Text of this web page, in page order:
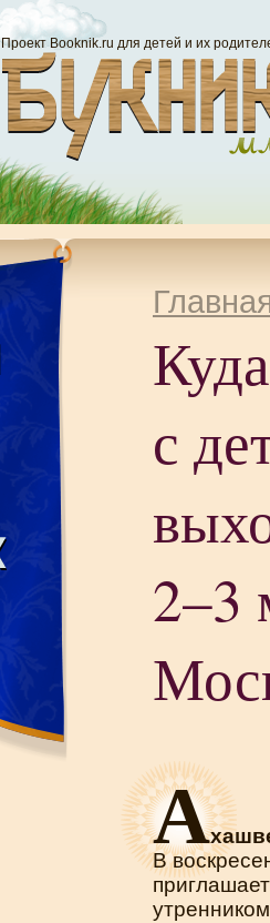
Проект Booknik.ru для детей и их
с
2–3
А
В